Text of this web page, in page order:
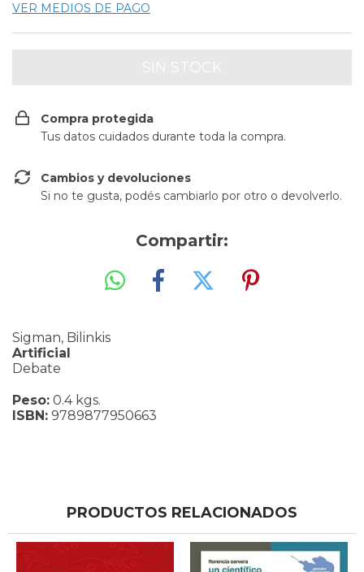
VER MEDIOS DE PAGO
Compra protegida
Tus datos cuidados durante toda la compra.
Cambios y devoluciones
Si no te gusta, podés cambiarlo por otro o devolverlo.
Compartir:
Sigman, Bilinkis
Artificial
Debate
Peso: 0.4 kgs.
ISBN: 9789877950663
PRODUCTOS RELACIONADOS